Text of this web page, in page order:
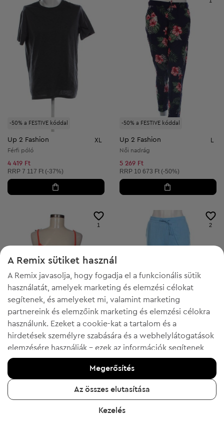
-50% a FESTIVE kóddal
Up 2 Fashion XL
Férfi póló
4 419 Ft
Ajánlott ár:
RRP 7 117 Ft (-37%)
-50% a FESTIVE kóddal
Up 2 Fashion
Női nadrág
5 269 Ft
Ajánlott ár:
RRP 10 673 Ft (-50%)
-50% a FESTIVE kóddal
1
Up 2 Fashion
Női trikó
Ajánlott ár:
RRP
-50% a FESTIVE kóddal
2
Up 2 Fashion
4 529 Ft
A Remix sütiket használ
A Remix javasolja, hogy fogadja el a funkcionális sütik
használatát, amelyek marketing és elemzési célokat
segítenek, és amelyeket mi, valamint marketing
partnereink és elemzőink marketing és elemzési célokra
használunk. Ezeket a cookie-kat a tartalom és a
hirdetések személyre szabására és a webhelylátogatások
elemzésére használják - ezek az információk segítenek
megmutatni az ön által kedvelt termékeket. Ha egyetért,
kérjük, erősítse meg az "Igen, elfogadom" gombra
kattintva.
További információért kattintson a "Tudjon meg többet"
gombra, vagy keresse fel az "Adatvédelmi és sütikre
Megerősítés
Az összes elutasítása
Kezelés